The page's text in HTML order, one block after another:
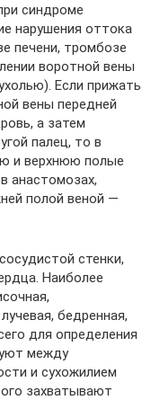
синдроме
нарушения оттока
печени, тромбозе
воротной вены
Если прижать
вены передней
а затем
палец, то в
и верхнюю полые
анастомозах,
полой веной —
стенки,
Наиболее
бедренная,
для определения
между
и сухожилием
захватывают